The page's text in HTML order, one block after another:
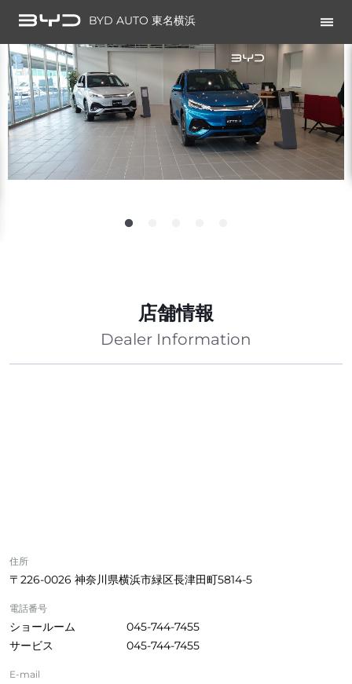
BYD AUTO 東名横浜
店舗情報
Dealer Information
住所
〒226-0026 神奈川県横浜市緑区長津田町5814-5
電話番号
ショールーム
045-744-7455
サービス
045-744-7455
E-mail